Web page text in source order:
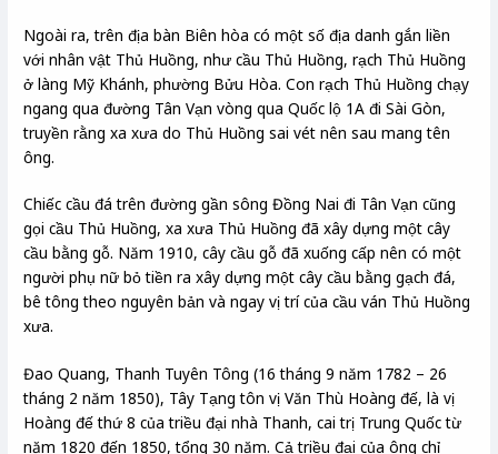
Ngoài ra, trên địa bàn Biên hòa có một số địa danh gắn liền
với nhân vật Thủ Huồng, như cầu Thủ Huồng, rạch Thủ Huồng
ở làng Mỹ Khánh, phường Bửu Hòa. Con rạch Thủ Huồng chạy
ngang qua đường Tân Vạn vòng qua Quốc lộ 1A đi Sài Gòn,
truyền rằng xa xưa do Thủ Huồng sai vét nên sau mang tên
ông.
Chiếc cầu đá trên đường gần sông Đồng Nai đi Tân Vạn cũng
gọi cầu Thủ Huồng, xa xưa Thủ Huồng đã xây dựng một cây
cầu bằng gỗ. Năm 1910, cây cầu gỗ đã xuống cấp nên có một
người phụ nữ bỏ tiền ra xây dựng một cây cầu bằng gạch đá,
bê tông theo nguyên bản và ngay vị trí của cầu ván Thủ Huồng
xưa.
Đao Quang, Thanh Tuyên Tông (16 tháng 9 năm 1782 – 26
tháng 2 năm 1850), Tây Tạng tôn vị Văn Thù Hoàng đế, là vị
Hoàng đế thứ 8 của triều đại nhà Thanh, cai trị Trung Quốc từ
năm 1820 đến 1850, tổng 30 năm. Cả triều đại của ông chỉ